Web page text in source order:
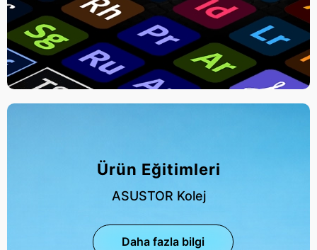
Ürün Eğitimleri
ASUSTOR Kolej
Daha fazla bilgi